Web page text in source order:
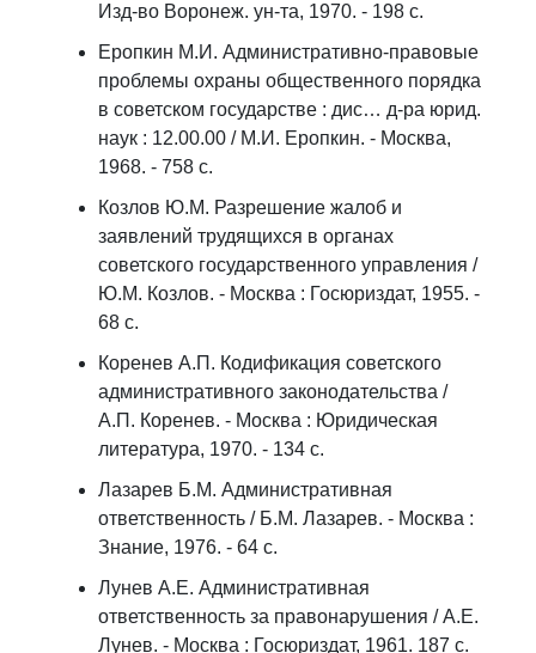
Изд-во Воронеж. ун-та, 1970. - 198 с.
Еропкин М.И. Административно-правовые
проблемы охраны общественного порядка
в советском государстве : дис… д-ра юрид.
наук : 12.00.00 / М.И. Еропкин. - Москва,
1968. - 758 с.
Козлов Ю.М. Разрешение жалоб и
заявлений трудящихся в органах
советского государственного управления /
Ю.М. Козлов. - Москва : Госюриздат, 1955. -
68 с.
Коренев А.П. Кодификация советского
административного законодательства /
А.П. Коренев. - Москва : Юридическая
литература, 1970. - 134 с.
Лазарев Б.М. Административная
ответственность / Б.М. Лазарев. - Москва :
Знание, 1976. - 64 с.
Лунев А.Е. Административная
ответственность за правонарушения / А.Е.
Лунев. - Москва : Госюриздат, 1961. 187 с.